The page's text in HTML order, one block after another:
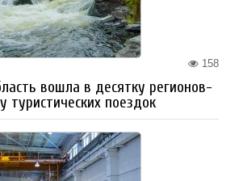
158
вошла в десятку регионов-
туристических поездок